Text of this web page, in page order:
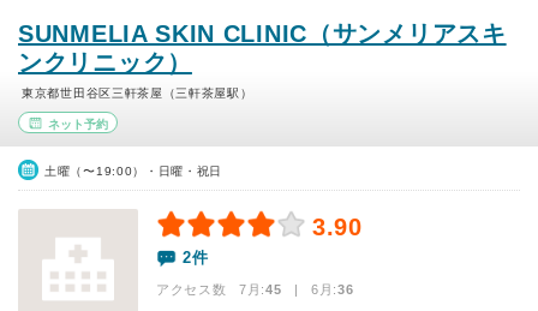
SUNMELIA SKIN CLINIC（サンメリアスキ
ンクリニック）
東京都世田谷区三軒茶屋（三軒茶屋駅）
ネット予約
土曜（〜19:00）・日曜・祝日
3.90
2件
アクセス数 7月:45 | 6月:36